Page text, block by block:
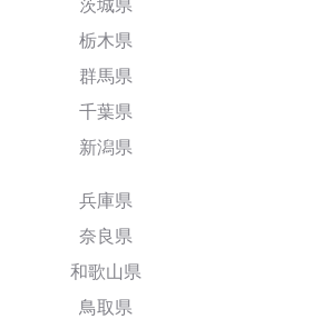
茨城県
栃木県
群馬県
千葉県
新潟県
兵庫県
奈良県
和歌山県
鳥取県